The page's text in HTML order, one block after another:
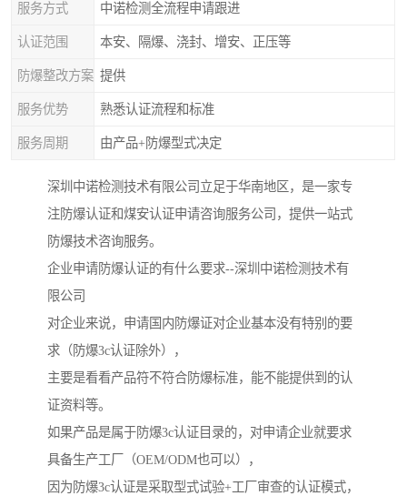
服务方式 中诺检测全流程申请跟进
认证范围 本安、隔爆、浇封、增安、正压等
防爆整改方案 提供
服务优势 熟悉认证流程和标准
服务周期 由产品+防爆型式决定
深圳中诺检测技术有限公司立足于华南地区，是一家专
注防爆认证和煤安认证申请咨询服务公司，提供一站式
防爆技术咨询服务。
企业申请防爆认证的有什么要求--深圳中诺检测技术有
限公司
对企业来说，申请国内防爆证对企业基本没有特别的要
求（防爆3c认证除外），
主要是看看产品符不符合防爆标准，能不能提供到的认
证资料等。
如果产品是属于防爆3c认证目录的，对申请企业就要求
具备生产工厂（OEM/ODM也可以），
因为防爆3c认证是采取型式试验+工厂审查的认证模式，